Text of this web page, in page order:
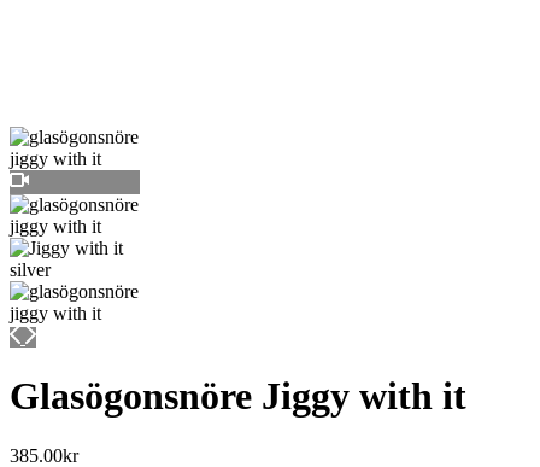
Glasögonsnöre Jiggy with it
385.00kr